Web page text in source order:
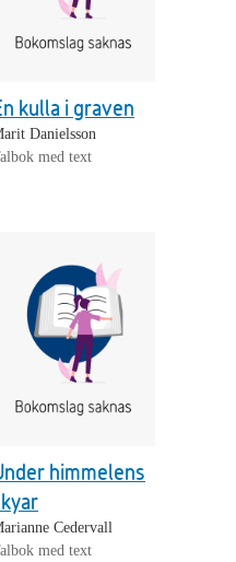
kulla i graven
Danielsson
med text
himmelens
Cedervall
med text